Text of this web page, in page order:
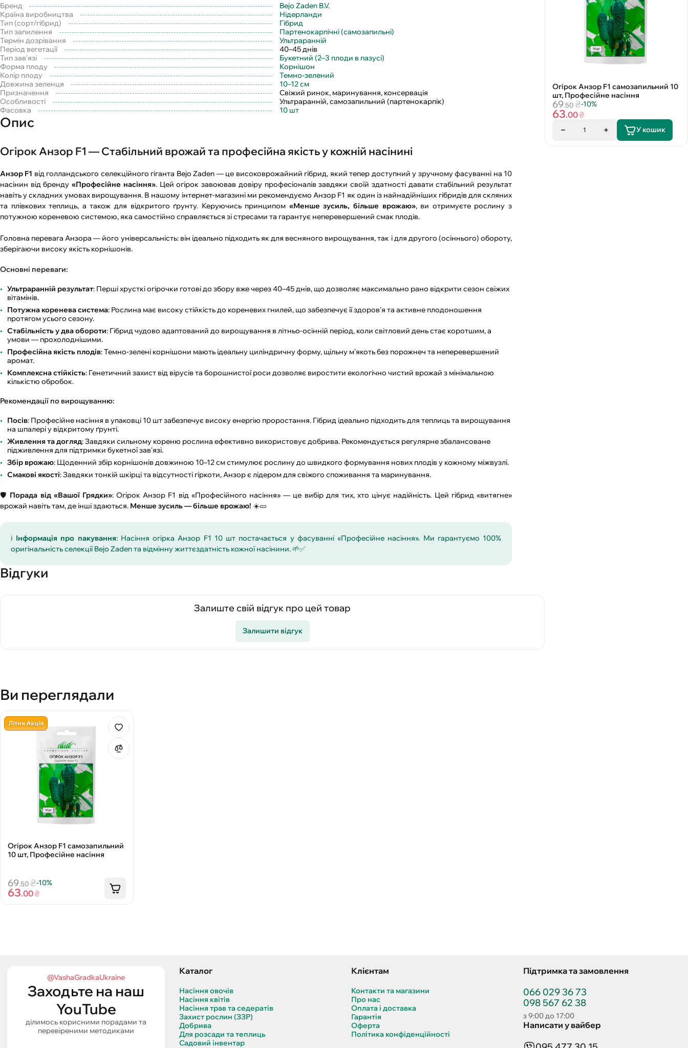
Бренд
Bejo Zaden B.V.
Країна виробництва
Нідерланди
Тип (сорт/гібрид)
Гібрид
Тип запилення
Партенокарпічні (самозапильні)
Термін дозрівання
Ультраранній
Період вегетації
40–45 днів
Тип зав'язі
Букетний (2–3 плоди в пазусі)
Форма плоду
Корнішон
Колір плоду
Темно-зелений
Довжина зеленця
10–12 см
Призначення
Свіжий ринок, маринування, консервація
Особливості
Ультраранній, самозапильний (партенокарпік)
Фасовка
10 шт
Опис
Огірок Анзор F1 — Стабільний врожай та професійна якість у кожній насінині
Анзор F1 від голландського селекційного гіганта Bejo Zaden — це високоврожайний гібрид, який тепер доступний у зручному фасуванні на 10
насінин від бренду«Професійне насіння». Цей огірок завоював довіру професіоналів завдяки своїй здатності давати стабільний результат
навіть у складних умовах вирощування. В нашому інтернет-магазині ми рекомендуємо Анзор F1 як один із найнадійніших гібридів для скляних
та плівкових теплиць, а також для відкритого ґрунту. Керуючись принципом «Менше зусиль, більше врожаю», ви отримуєте рослину з
потужною кореневою системою, яка самостійно справляється зі стресами та гарантує неперевершений смак плодів.
Головна перевага Анзора — його універсальність: він ідеально підходить як для весняного вирощування, так і для другого (осіннього) обороту,
зберігаючи високу якість корнішонів.
Основні переваги:
Ультраранній результат: Перші хрусткі огірочки готові до збору вже через 40–45 днів, що дозволяє максимально рано відкрити сезон свіжих
вітамінів.
Потужна коренева система: Рослина має високу стійкість до кореневих гнилей, що забезпечує її здоров'я та активне плодоношення
протягом усього сезону.
Стабільність у два обороти: Гібрид чудово адаптований до вирощування в літньо-осінній період, коли світловий день стає коротшим, а
умови — прохолоднішими.
Професійна якість плодів: Темно-зелені корнішони мають ідеальну циліндричну форму, щільну м'якоть без порожнеч та неперевершений
аромат.
Комплексна стійкість: Генетичний захист від вірусів та борошнистої роси дозволяє виростити екологічно чистий врожай з мінімальною
кількістю обробок.
Рекомендації по вирощуванню:
Посів: Професійне насіння в упаковці 10 шт забезпечує високу енергію проростання. Гібрид ідеально підходить для теплиць та вирощування
на шпалері у відкритому ґрунті.
Живлення та догляд: Завдяки сильному кореню рослина ефективно використовує добрива. Рекомендується регулярне збалансоване
підживлення для підтримки букетної зав'язі.
Збір врожаю: Щоденний збір корнішонів довжиною 10–12 см стимулює рослину до швидкого формування нових плодів у кожному міжвузлі.
Смакові якості: Завдяки тонкій шкірці та відсутності гіркоти, Анзор є лідером для свіжого споживання та маринування.
🛡️ Порада від «Вашої Грядки»: Огірок Анзор F1 від «Професійного насіння» — це вибір для тих, хто цінує надійність. Цей гібрид «витягне»
врожай навіть там, де інші здаються. Менше зусиль — більше врожаю! ☀️🥒
ℹ️ Інформація про пакування: Насіння огірка Анзор F1 10 шт постачається у фасуванні «Професійне насіння». Ми гарантуємо 100%
оригінальність селекції Bejo Zaden та відмінну життєздатність кожної насінини. 🌱✅
Відгуки
Залиште свій відгук про цей товар
Залишити відгук
Огірок Анзор F1 самозапильний 10
шт, Професійне насіння
69.50 ₴-10%
63.00₴
1 У кошик
Ви переглядали
Літня Акція
Огірок Анзор F1 самозапильний
10 шт, Професійне насіння
69.50 ₴-10%
63.00₴
@VashaGradkaUkraine
Заходьте на наш
YouTube
ділимось корисними порадами та
перевіреними методиками
Каталог
Насіння овочів
Насіння квітів
Насіння трав та седератів
Захист рослин (ЗЗР)
Добрива
Для розсади та теплиць
Садовий інвентар
Клієнтам
Контакти та магазини
Про нас
Оплата і доставка
Гарантія
Оферта
Політика конфіденційності
Підтримка та замовлення
066 029 36 73
098 567 62 38
з 9:00 до 17:00
Написати у вайбер